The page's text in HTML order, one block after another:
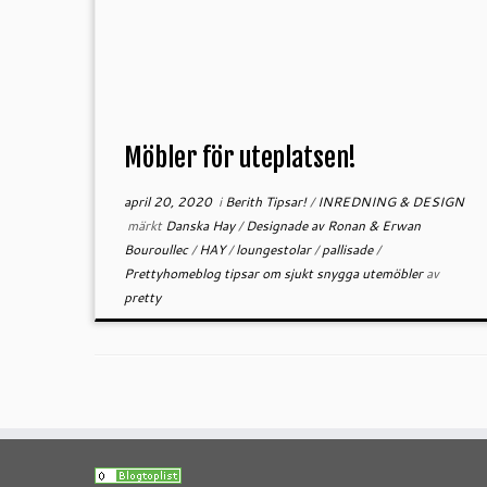
Möbler för uteplatsen!
april 20, 2020iBerith Tipsar!/INREDNING & DESIGN
märktDanska Hay/Designade av Ronan & Erwan
Bouroullec/HAY/loungestolar/pallisade/
Prettyhomeblog tipsar om sjukt snygga utemöblerav
pretty